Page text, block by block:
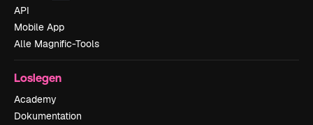
API
Mobile App
Alle Magnific-Tools
Loslegen
Academy
Dokumentation